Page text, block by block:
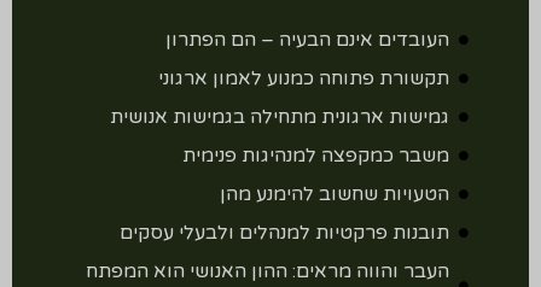
העובדים אינם הבעיה – הם הפתרון
תקשורת פתוחה כמנוע לאמון ארגוני
גמישות ארגונית מתחילה בגמישות אנושית
משבר כמקפצה למנהיגות פנימית
הטעויות שחשוב להימנע מהן
תובנות פרקטיות למנהלים ולבעלי עסקים
העבר והווה מראים: ההון האנושי הוא המפתח